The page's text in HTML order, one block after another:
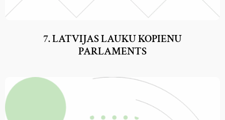
7. LATVIJAS LAUKU KOPIENU
PARLAMENTS